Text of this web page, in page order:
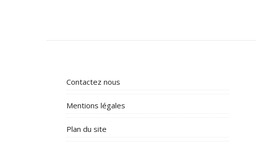
Contactez nous
Mentions légales
Plan du site